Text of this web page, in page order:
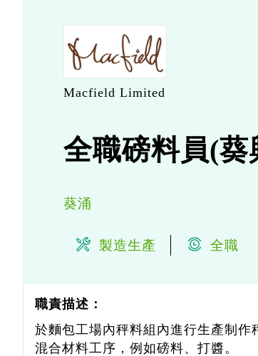
Macfield Limited
全職磅料員(葵
葵涌
製造生產 全職
職責描述：
於麵包工場內秤料組內進行生產制
混合材料工序，例如磅料、打醬。